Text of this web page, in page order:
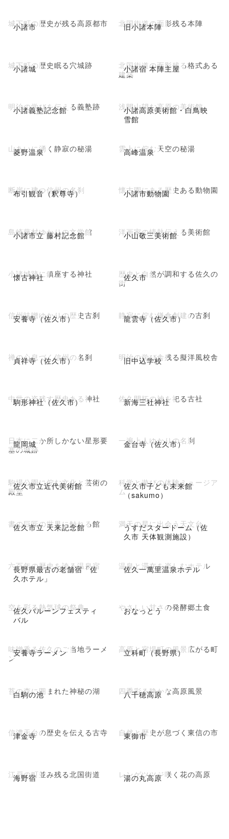
小諸市
城下町の歴史が残る高原都市 旧小諸本陣
北国街道の面影残る本陣
小諸城
城下町の歴史眠る穴城跡 小諸宿 本陣主屋
北国街道の面影残る格式ある
建築
小諸義塾記念館
明治の学びを伝える義塾跡
小諸高原美術館・白鳥映
雪館
浅間山望む高原の美術館
菱野温泉
山あいに湧く静寂の秘湯 高峰温泉
雲上に佇む天空の秘湯
布引観音（釈尊寺）
断崖に建つ信州の名刹 小諸市動物園
懐古園にある歴史ある動物園
小諸市立 藤村記念館
島崎藤村ゆかりの文学館 小山敬三美術館
洋画家の情熱伝える美術館
懐古神社
小諸城跡に鎮座する神社 佐久市
歴史と自然が調和する佐久の
街
安養寺（佐久市）
信州味噌ゆかりの歴史古刹 龍雲寺（佐久市）
静寂に佇む鎌倉創建の古刹
貞祥寺（佐久市）
禅の心息づく信州の名刹 旧中込学校
明治の学び舎残る擬洋風校舎
駒形神社（佐久市）
中世の姿残す歴史ある神社 新海三社神社
佐久開拓の神を祀る古社
龍岡城
日本に二か所しかない星形要
塞の城跡
金台寺（佐久市）
一遍上人ゆかりの名刹
佐久市立近代美術館
駒場公園に佇む文化と芸術の
殿堂
佐久市子ども未来館
（sakumo）
科学と遊びの体験ミュージア
ム
佐久市立 天来記念館
書の巨匠の世界に触れる館
うすだスタードーム（佐
久市 天体観測施設）
満天の星に出会う天文台
長野県最古の老舗宿「佐
久ホテル」
六百年の歴史を誇る温泉宿 佐久一萬里温泉ホテル
温泉と滞在を楽しむホテル
佐久バルーンフェスティ
バル
空を彩る熱気球の祭典 おなっとう
やさしい甘さの発酵郷土食
安養寺ラーメン
味噌香る佐久のご当地ラーメ
ン
立科町（長野県）
高原と宿場町の風景広がる町
白駒の池
苔の森に囲まれた神秘の湖 八千穂高原
四季彩る静かな高原風景
津金寺
信濃天台の歴史を伝える古寺 東御市
自然と歴史が息づく東信の市
海野宿
江戸の町並み残る北国街道 湯の丸高原
レンゲツツジ咲く花の高原